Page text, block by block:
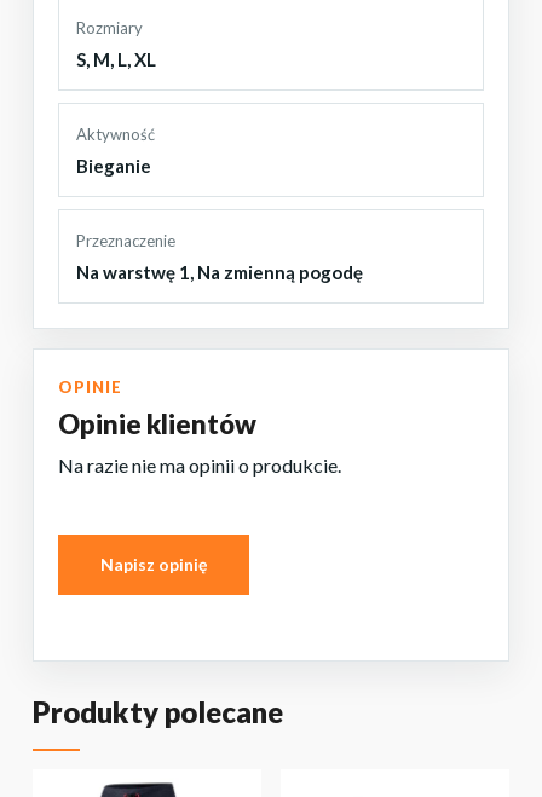
Rozmiary
S, M, L,XL
Aktywność
Bieganie
Przeznaczenie
Na warstwę 1, Na zmienną pogodę
OPINIE
Opinie klientów
Na razie nie ma opinii o produkcie.
Napisz opinię
Produkty polecane